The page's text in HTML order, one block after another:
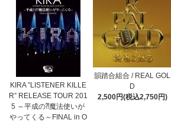
KIRA ”LISTENER KILLE
R” RELEASE TOUR 201
5 ～平成の⁈魔法使いが
やってくる～FINAL in O
韻踏合組合 / REAL GOL
D
2,500円(税込2,750円)